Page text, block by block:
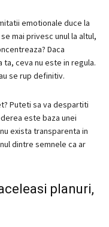
emotionale duce la
se mai privesc unul la altul,
Daca
ceva nu este in regula.
se rup definitiv.
Puteti sa va despartiti
este baza unei
exista transparenta in
dintre semnele ca ar
planuri,